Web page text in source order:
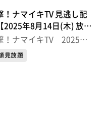
！ナマイキTV 見逃し配
2025年8月14日(木) 放送
！ナマイキTV 2025後
見放題